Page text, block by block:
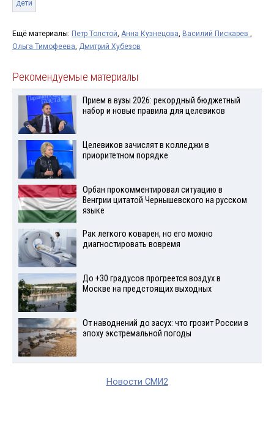
дети
Ещё материалы: Петр Толстой, Анна Кузнецова, Василий Пискарев ,
Ольга Тимофеева, Дмитрий Хубезов
Рекомендуемые материалы
Прием в вузы 2026: рекордный бюджетный
набор и новые правила для целевиков
Целевиков зачислят в колледжи в
приоритетном порядке
Орбан прокомментировал ситуацию в
Венгрии цитатой Чернышевского на русском
языке
Рак легкого коварен, но его можно
диагностировать вовремя
До +30 градусов прогреется воздух в
Москве на предстоящих выходных
От наводнений до засух: что грозит России в
эпоху экстремальной погоды
Новости СМИ2